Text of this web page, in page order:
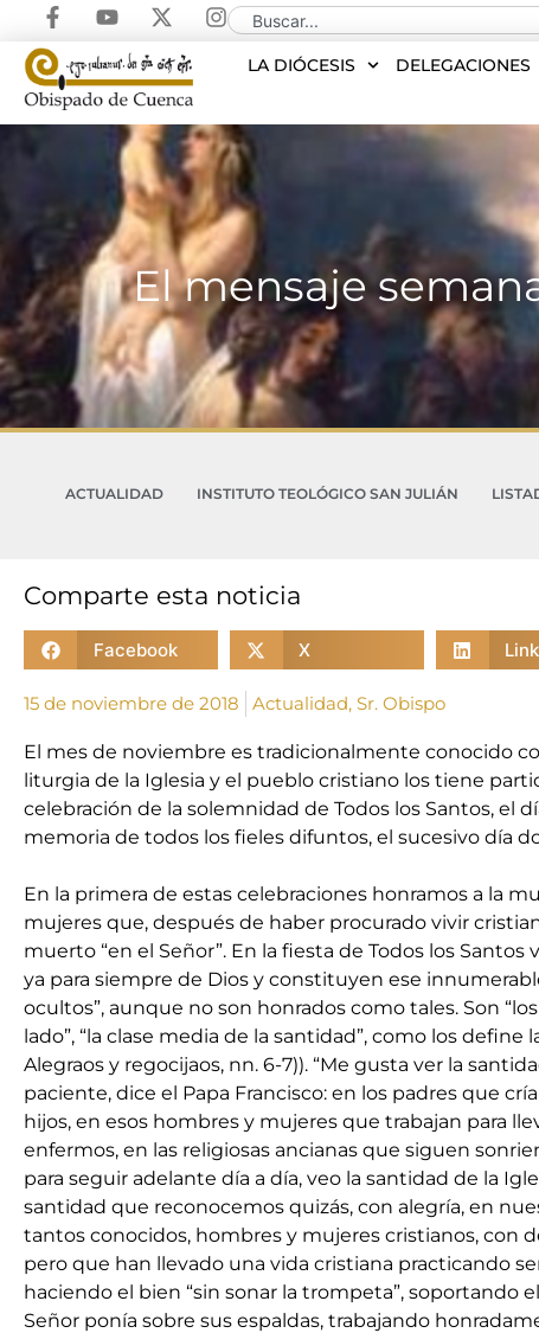
LA DIÓCESIS DELEGACIONES
El mensaje
ACTUALIDAD INSTITUTO TEOLÓGICO SAN JULIÁN
Comparte esta noticia
Facebook X
15 de noviembre de 2018 Actualidad, Sr. Obispo
El mes de noviembre es tradicionalmente conocido
liturgia de la Iglesia y el pueblo cristiano los tiene
celebración de la solemnidad de Todos los Santos, el
memoria de todos los fieles difuntos, el sucesivo día
En la primera de estas celebraciones honramos a la
mujeres que, después de haber procurado vivir
muerto “en el Señor”. En la fiesta de Todos los
ya para siempre de Dios y constituyen ese
ocultos”, aunque no son honrados como tales. Son
lado”, “la clase media de la santidad”, como los define
Alegraos y regocijaos, nn. 6-7)). “Me gusta ver la
paciente, dice el Papa Francisco: en los padres que
hijos, en esos hombres y mujeres que trabajan para
enfermos, en las religiosas ancianas que siguen
para seguir adelante día a día, veo la santidad de la
santidad que reconocemos quizás, con alegría, en
tantos conocidos, hombres y mujeres cristianos, con
pero que han llevado una vida cristiana practicando
haciendo el bien “sin sonar la trompeta”, soportando
Señor ponía sobre sus espaldas, trabajando